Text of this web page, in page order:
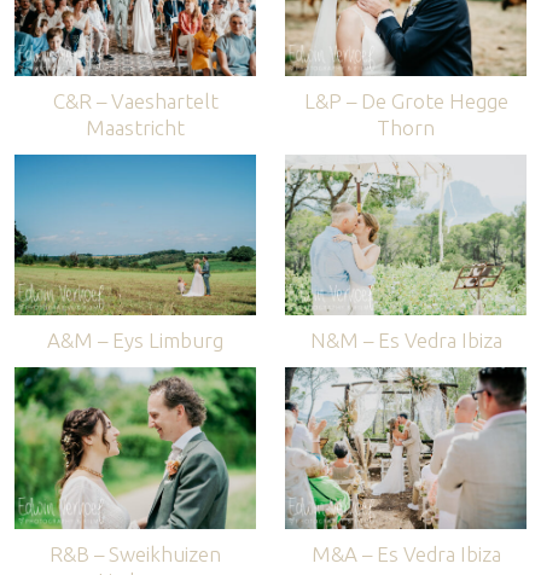
C&R – Vaeshartelt
Maastricht
L&P – De Grote Hegge
Thorn
A&M – Eys Limburg N&M – Es Vedra Ibiza
R&B – Sweikhuizen
M&A – Es Vedra Ibiza